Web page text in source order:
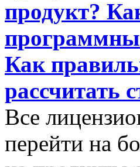
продукт?
Как
рассчитать
Все
перейти на